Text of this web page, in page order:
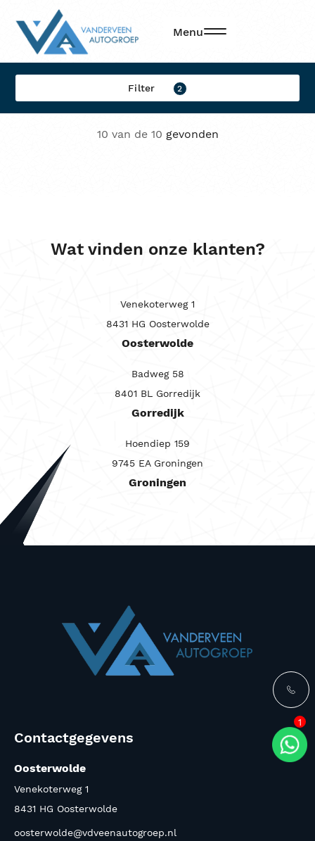
Menu
1
Filter 2
Filters
Filter op:
Merk
Model
Carrosserie
Maandprijs tot
-
Kilometerstand
-
10 van de 10 gevonden
Wat vinden onze klanten?
Venekoterweg 1
8431 HG Oosterwolde
Oosterwolde
Badweg 58
8401 BL Gorredijk
Gorredijk
Hoendiep 159
9745 EA Groningen
Groningen
Contactgegevens
Oosterwolde
Venekoterweg 1
8431 HG Oosterwolde
oosterwolde@vdveenautogroep.nl